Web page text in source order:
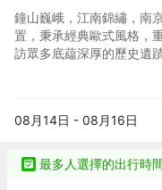
鐘山巍峨，江南錦繡，南
置，秉承經典歐式風格，
訪眾多底藴深厚的歷史遺
鐘山巍峨，江南錦繡，
同時為文化行者及商務旅
08月14日 - 08月16日
最多人選擇的出行時